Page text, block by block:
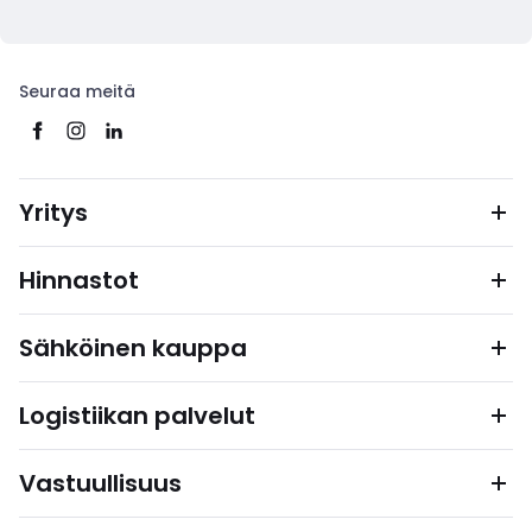
Seuraa meitä
Yritys
Hinnastot
Sähköinen kauppa
Logistiikan palvelut
Vastuullisuus